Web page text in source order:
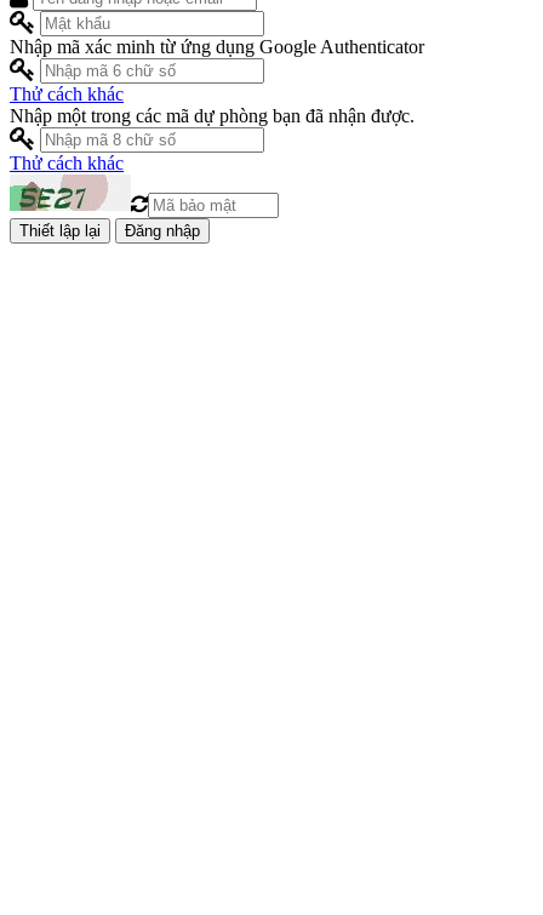
Nhập mã xác minh từ ứng dụng Google Authenticator
Thử cách khác
Nhập một trong các mã dự phòng bạn đã nhận được.
Thử cách khác
Đăng nhập